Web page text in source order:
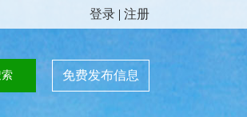
登录 | 注册
免费发布信息